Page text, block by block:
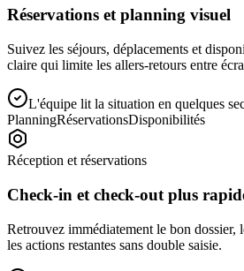
Réservations et planning visuel
Suivez les séjours, déplacements et
claire qui limite les allers-retours entre
L'équipe lit la situation en quelques
PlanningRéservationsDisponibilités
Réception et réservations
Check-in et check-out plus
Retrouvez immédiatement le bon dossier,
les actions restantes sans double saisie.